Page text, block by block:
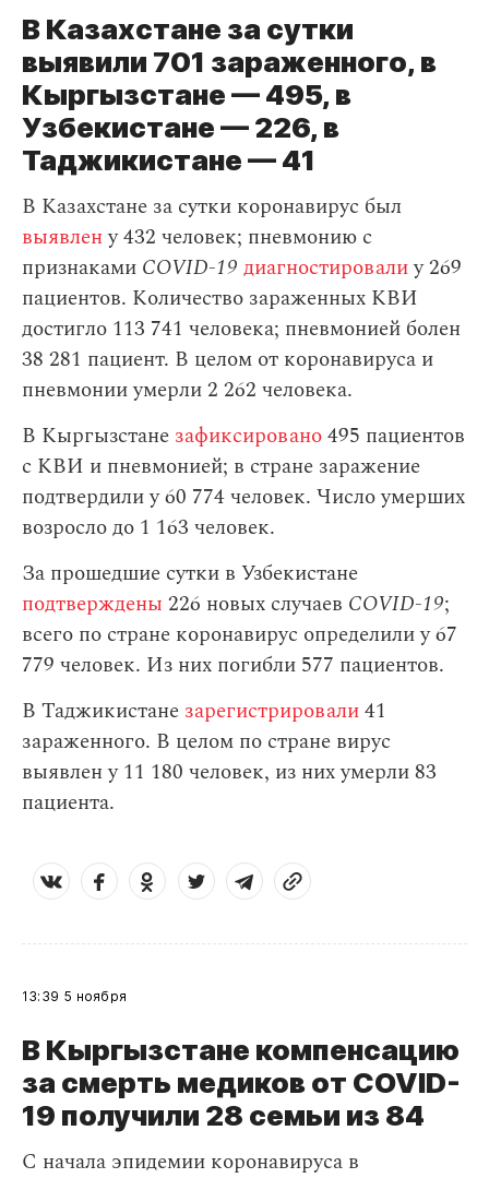
В Казахстане за сутки
выявили 701 зараженного, в
Кыргызстане — 495, в
Узбекистане — 226, в
Таджикистане— 41
В Казахстане за сутки коронавирус был
выявлену 432 человек; пневмонию с
признаками COVID-19 диагностировалиу 269
пациентов. Количество зараженных КВИ
достигло 113 741 человека; пневмонией болен
38 281 пациент. В целом от коронавируса и
пневмонии умерли 2 262 человека.
В Кыргызстане зафиксировано495 пациентов
с КВИ и пневмонией; в стране заражение
подтвердили у 60 774 человек. Число умерших
возросло до 1 163 человек.
За прошедшие сутки в Узбекистане
подтверждены 226 новых случаев COVID-19;
всего по стране коронавирус определили у 67
779 человек. Из них погибли 577 пациентов.
В Таджикистане зарегистрировали41
зараженного. В целом по стране вирус
выявлен у 11 180 человек, из них умерли 83
пациента.
13:39 5 ноября
В Кыргызстане компенсацию
за смерть медиков от COVID-
19 получили 28 семьи из 84
С начала эпидемии коронавируса в